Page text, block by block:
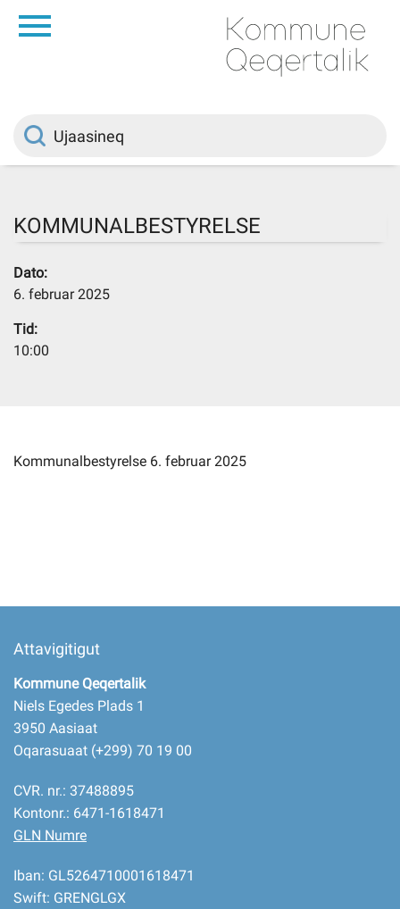
Innuttaasunut
Ileqqoreqqusat
Imminut kiffartuunneq
KOMMUNALBESTYRELSE
Dato:
6. februar 2025
Tid:
10:00
Kommunalbestyrelse 6. februar 2025
Attavigitigut
Kommune Qeqertalik
Niels Egedes Plads 1
3950 Aasiaat
Oqarasuaat (+299) 70 19 00
CVR. nr.: 37488895
Kontonr.: 6471-1618471
GLN Numre
Iban: GL5264710001618471
Swift: GRENGLGX